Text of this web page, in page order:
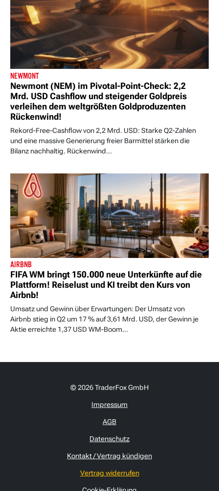
NEWMONT
Newmont (NEM) im Pivotal-Point-Check: 2,2
Mrd. USD Cashflow und steigender Goldpreis
verleihen dem weltgrößten Goldproduzenten
Rückenwind!
Rekord-Free-Cashflow von 2,2 Mrd. USD: Starke Q2-Zahlen
und eine massive Generierung freier Barmittel stärken die
Bilanz nachhaltig. Rückenwind...
AIRBNB
FIFA WM bringt 150.000 neue Unterkünfte auf die
Plattform! Reiselust und KI treibt den Kurs von
Airbnb!
Umsatz und Gewinn über Erwartungen: Der Umsatz von
Airbnb stieg in Q2 um 17 % auf 3,61 Mrd. USD, der Gewinn je
Aktie erreichte 1,37 USD WM-Boom...
© 2026 TraderFox GmbH
Impressum
AGB
Datenschutz
Kontakt / Vertrag kündigen
Vertrag widerrufen